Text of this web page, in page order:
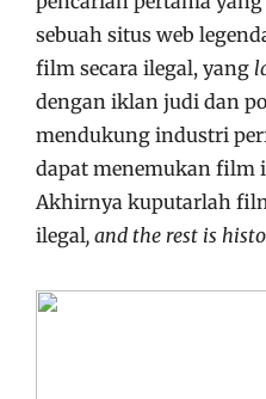
sebuah situs web
film secara ilegal, yang
dengan iklan judi dan
mendukung industri
dapat menemukan film
Akhirnya kuputarlah
ilegal, and the rest is